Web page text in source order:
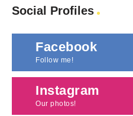
Social Profiles
Facebook
Follow me!
Instagram
Our photos!